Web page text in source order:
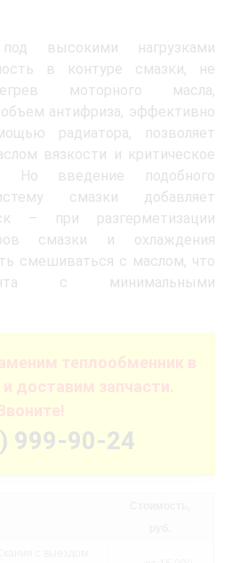
высокими нагрузками
в контуре смазки, не
моторного масла,
антифриза, эффективно
радиатора, позволяет
вязкости и критическое
Но введение подобного
смазки добавляет
– при разгерметизации
смазки и охлаждения
смешиваться с маслом, что
с минимальными
теплообменник в
доставим запчасти.
999-90-24